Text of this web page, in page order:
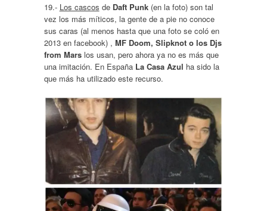
19.- Los cascos de Daft Punk (en la foto) son tal
vez los más míticos, la gente de a pie no conoce
sus caras (al menos hasta que una foto se coló en
2013 en facebook) , MF Doom, Slipknot o los Djs
from Marslos usan, pero ahora ya no es más que
una imitación. En España La Casa Azul ha sido la
que más ha utilizado este recurso.